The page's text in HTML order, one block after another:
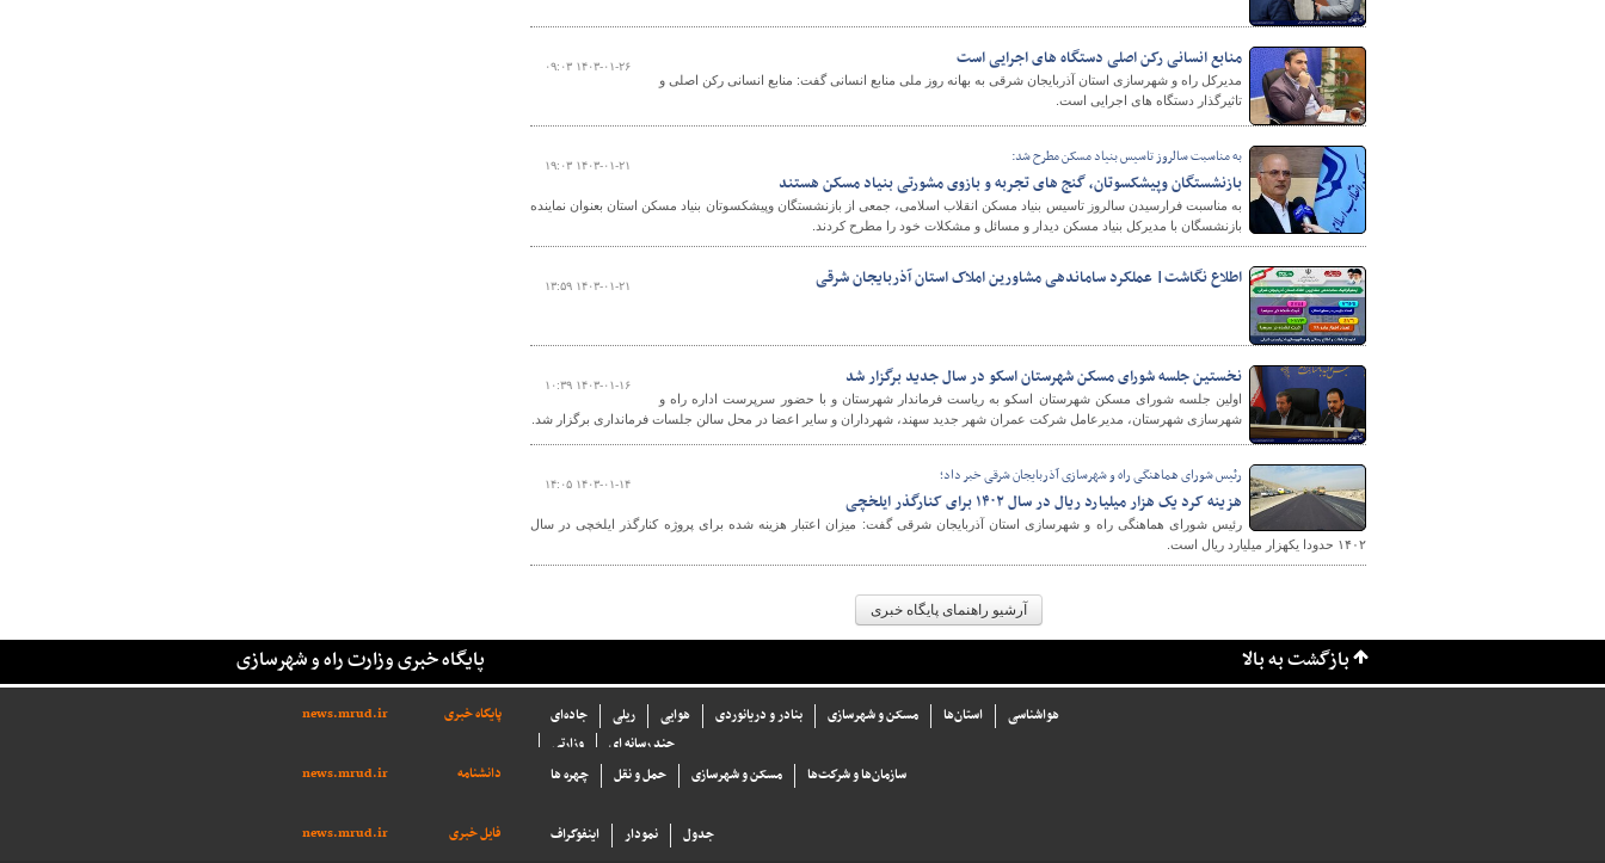
شهرسازی
۱۴۰۳-۰۱-۲۶ ۰۹:۰۳ منابع انسانی رکن اصلی دستگاه های اجرایی است
مدیرکل راه و شهرسازی استان آذربایجان شرقی به بهانه روز ملی منابع انسانی گفت: منابع انسانی رکن اصلی و
تاثیرگذار دستگاه های اجرایی است.
۱۴۰۳-۰۱-۲۱ ۱۹:۰۳ به مناسبت سالروز تاسیس بنیاد مسکن مطرح شد:
بازنشستگان وپیشکسوتان، گنج های تجربه و بازوی مشورتی بنیاد مسکن هستند
به مناسبت فرارسیدن سالروز تاسیس بنیاد مسکن انقلاب اسلامی، جمعی از بازنشستگان وپیشکسوتان بنیاد مسکن استان بعنوان نماینده
بازنشسگان با مدیرکل بنیاد مسکن دیدار و مسائل و مشکلات خود را مطرح کردند.
۱۴۰۳-۰۱-۲۱ ۱۳:۵۹ اطلاع نگاشت| عملکرد ساماندهی مشاورین املاک استان آذربایجان شرقی
۱۴۰۳-۰۱-۱۶ ۱۰:۳۹ نخستین جلسه شورای مسکن شهرستان اسکو در سال جدید برگزار شد
اولین جلسه شورای مسکن شهرستان اسکو به ریاست فرماندار شهرستان و با حضور سرپرست اداره راه و
شهرسازی شهرستان، مدیرعامل شرکت عمران شهر جدید سهند، شهرداران و سایر اعضا در محل سالن جلسات فرمانداری برگزار شد.
۱۴۰۳-۰۱-۱۴ ۱۴:۰۵ رئیس شورای هماهنگی راه و شهرسازی آذربایجان شرقی خبر داد؛
هزینه کرد یک هزار میلیارد ریال در سال ۱۴۰۲ برای کنارگذر ایلخچی
رئیس شورای هماهنگی راه و شهرسازی استان آذربایجان شرقی گفت: میزان اعتبار هزینه شده برای پروژه کنارگذر ایلخچی در سال
۱۴۰۲ حدودا یکهزار میلیارد ریال است.
آرشیو راهنمای پایگاه خبری
پایگاه خبری وزارت راه و شهرسازی بازگشت به بالا
پایگاه خبری news.mrud.ir جاده‌ای ریلی هوایی بنادر و دریانوردی مسکن و شهرسازی استان‌ها
هواشناسی
وزارتی
چند رسانه ای
دانشنامه
news.mrud.ir چهره ها حمل و نقل مسکن و شهرسازی سازما‌ن‌ها و شركت‌ها
فایل خبری news.mrud.ir اینفوگراف نمودار جدول